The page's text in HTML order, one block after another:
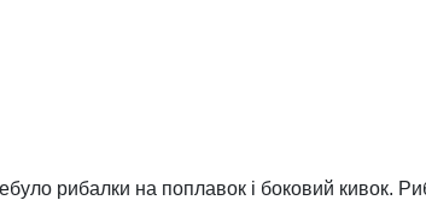
рибалки на поплавок і боковий кивок.